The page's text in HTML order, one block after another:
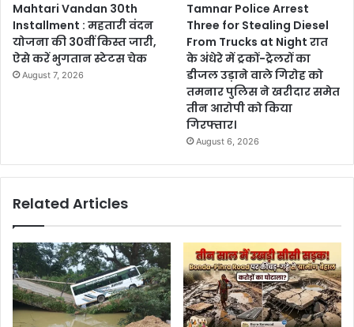
Mahtari Vandan 30th
Installment : महतारी वंदन
योजना की 30वीं किस्त जारी,
ऐसे करें भुगतान स्टेटस चेक
August 7, 2026
Tamnar Police Arrest
Three for Stealing Diesel
From Trucks at Night रात
के अंधेरे में ट्रकों-ट्रेलरों का
डीजल उड़ाने वाले गिरोह को
तमनार पुलिस ने खरीदार समेत
तीन आरोपी को किया
गिरफ्तार।
August 6, 2026
Related Articles